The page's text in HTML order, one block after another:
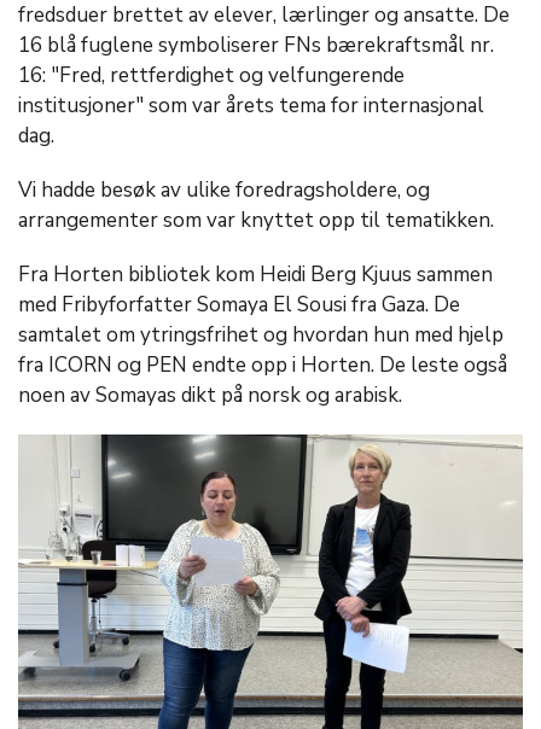
fredsduer brettet av elever, lærlinger og ansatte. De
16 blå fuglene symboliserer FNs bærekraftsmål nr.
16: "Fred, rettferdighet og velfungerende
institusjoner" som var årets tema for internasjonal
dag.
Vi hadde besøk av ulike foredragsholdere, og
arrangementer som var knyttet opp til tematikken.
Fra Horten bibliotek kom Heidi Berg Kjuus sammen
med Fribyforfatter Somaya El Sousi fra Gaza. De
samtalet om ytringsfrihet og hvordan hun med hjelp
fra ICORN og PEN endte opp i Horten. De leste også
noen av Somayas dikt på norsk og arabisk.